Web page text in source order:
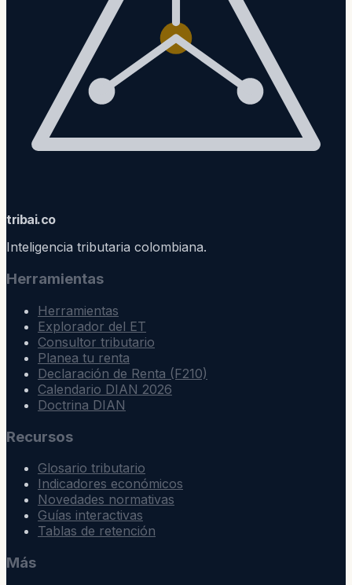
tribai.co
Inteligencia tributaria colombiana.
Herramientas
Herramientas
Explorador del ET
Consultor tributario
Planea tu renta
Declaración de Renta (F210)
Calendario DIAN 2026
Doctrina DIAN
Recursos
Glosario tributario
Indicadores económicos
Novedades normativas
Guías interactivas
Tablas de retención
Más